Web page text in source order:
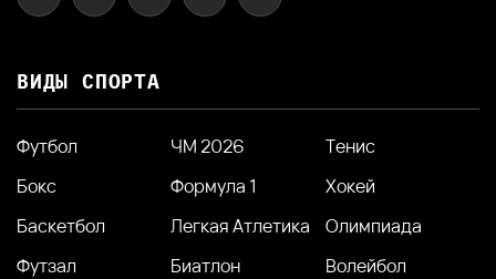
ВИДЫ СПОРТА
Футбол ЧМ 2026
Тенис
Бокс
Формула 1
Хокей
Баскетбол
Легкая Атлетика
Олимпиада
Футзал
Биатлон
Волейбол